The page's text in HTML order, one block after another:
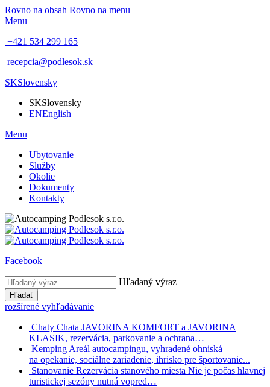
Rovno na obsah Rovno na menu
Menu
+421 534 299 165
recepcia@podlesok.sk
SKSlovensky
SKSlovensky
ENEnglish
Menu
Ubytovanie
Služby
Okolie
Dokumenty
Kontakty
Facebook
Hľadaný výraz
Hľadať
rozšírené vyhľadávanie
Chaty Chata JAVORINA KOMFORT a JAVORINA
KLASIK, rezervácia, parkovanie a ochrana…
Kemping Areál autocampingu, vyhradené ohniská
na opekanie, sociálne zariadenie, ihrisko pre športovanie...
Stanovanie Rezervácia stanového miesta Nie je počas hlavnej
turistickej sezóny nutná vopred…